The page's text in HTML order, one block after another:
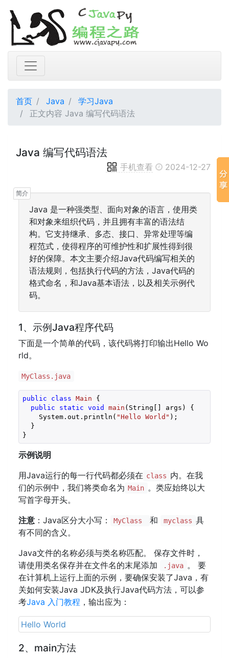
首页 Java
学习Java
正文内容 Java 编写代码语法
Java 编写代码语法
手机查看 2024-12-27
Java 是一种强类型、面向对象的语言，使用类
和对象来组织代码，并且拥有丰富的语法结
构。它支持继承、多态、接口、异常处理等编
程范式，使得程序的可维护性和扩展性得到很
好的保障。本文主要介绍Java代码编写相关的
语法规则，包括执行代码的方法，Java代码的
格式命名，和Java基本语法，以及相关示例代
码。
1、示例Java程序代码
下面是一个简单的代码，该代码将打印输出Hello Wo
rld。
MyClass.java
public class Main
{
public
static void main (String[] args)
{
System.out.println( "Hello World" );
}
示例说明
用Java运行的每一行代码都必须在 class 内。在我
们的示例中，我们将类命名为 Main 。类应始终以大
写首字母开头。
注意 ：Java区分大小写： MyClass 和 myclass 具
有不同的含义。
Java文件的名称必须与类名称匹配。 保存文件时，
请使用类名保存并在文件名的末尾添加
.java 。 要
在计算机上运行上面的示例，要确保安装了Java，有
关如何安装Java JDK及执行Java代码方法，可以参
考Java 入门教程 ，输出应为：
Hello World
2、main方法